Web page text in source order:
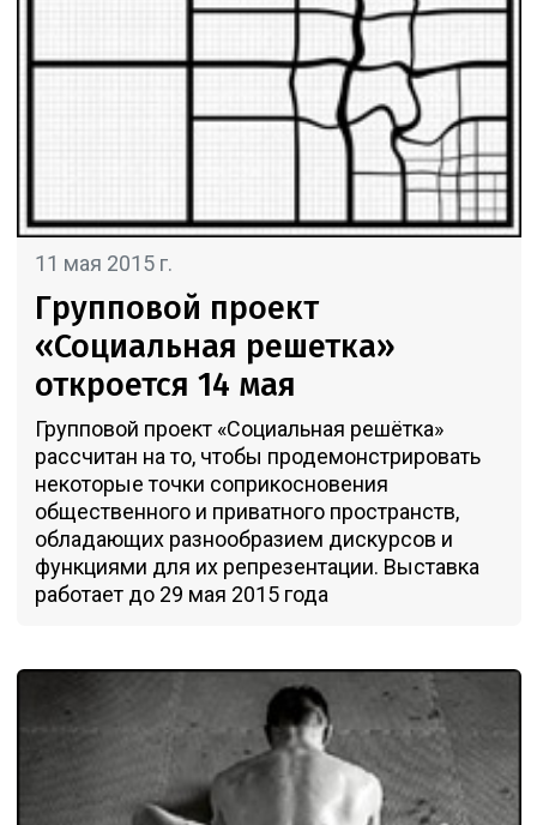
11 мая 2015 г.
Групповой проект
«Социальная решетка»
откроется 14 мая
Групповой проект «Социальная решётка»
рассчитан на то, чтобы продемонстрировать
некоторые точки соприкосновения
общественного и приватного пространств,
обладающих разнообразием дискурсов и
функциями для их репрезентации. Выставка
работает до 29 мая 2015 года